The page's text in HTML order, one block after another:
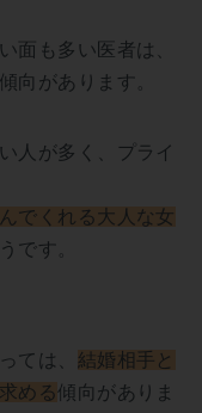
面も多い医者は、
傾向があります。
人が多く、プライ
でくれる大人な女
です。
ては、 結婚相手と
める傾向がありま